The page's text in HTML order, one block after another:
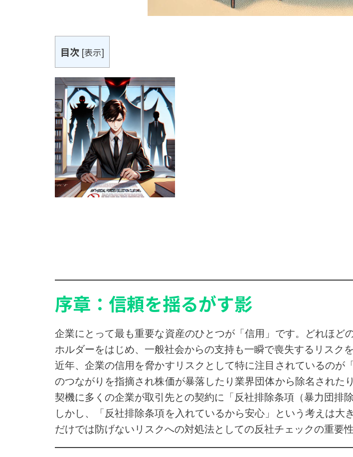
目次 [表示]
序章：信頼を揺るがす影
企業にとって最も重要な資産のひとつが「信用」です。どれほど
ホルダーをはじめ、一般社会からの支持も一瞬で喪失するリスクを
近年、企業の信用を脅かすリスクとして特に注目されているのが
のつながりを指摘され株価が暴落したり業界団体から除名され
契機に多くの企業が取引先との契約に「反社排除条項（暴力団排
しかし、「反社排除条項を入れているから安心」という考えは
だけでは防げないリスクへの対処法としての反社チェックの重要